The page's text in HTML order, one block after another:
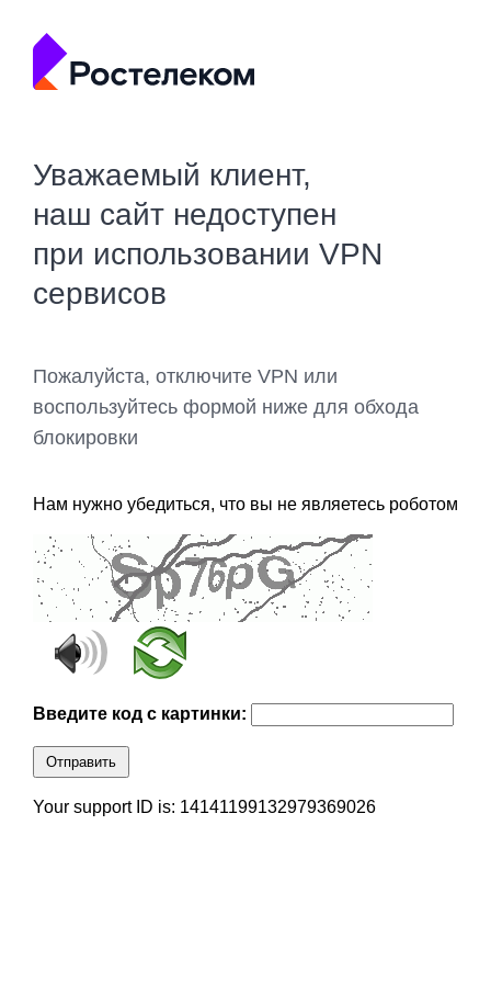
Уважаемый клиент,
наш сайт недоступен
при использовании VPN
сервисов
Пожалуйста, отключите VPN или
воспользуйтесь формой ниже для обхода
блокировки
Нам нужно убедиться, что вы не являетесь роботом
Введите код с картинки:
Отправить
Your support ID is: 14141199132979369026